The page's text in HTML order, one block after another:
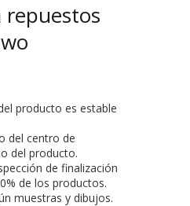
العربيةrepuestos
producto es estable
del centro de
del producto.
de finalización
de los productos.
muestras y dibujos.